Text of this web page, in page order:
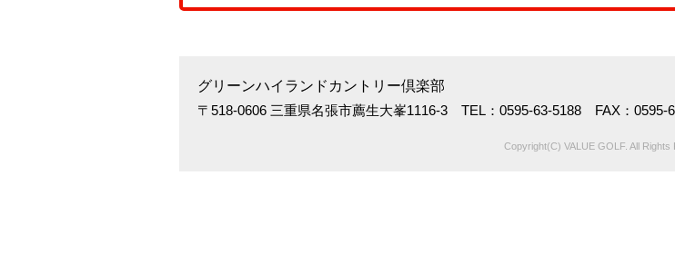
グリーンハイランドカントリー倶楽部
〒518-0606 三重県名張市薦生大峯1116-3 TEL：0595-63-5188 FAX：0595-
Copyright(C) VALUE GOLF. All Rights